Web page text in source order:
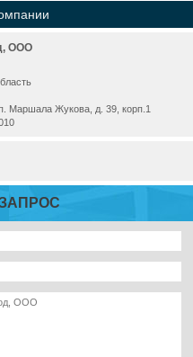
ООО
Маршала Жукова, д. 39, корп.1